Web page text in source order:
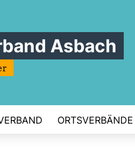
Asbach
ORTSVERBÄNDE